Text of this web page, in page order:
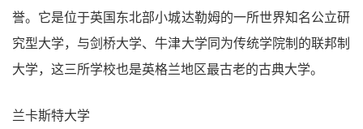
誉。它是位于英国东北部小城达勒姆的一所世界知名公立研
究型大学，与剑桥大学、牛津大学同为传统学院制的联邦制
大学，这三所学校也是英格兰地区最古老的古典大学。
兰卡斯特大学